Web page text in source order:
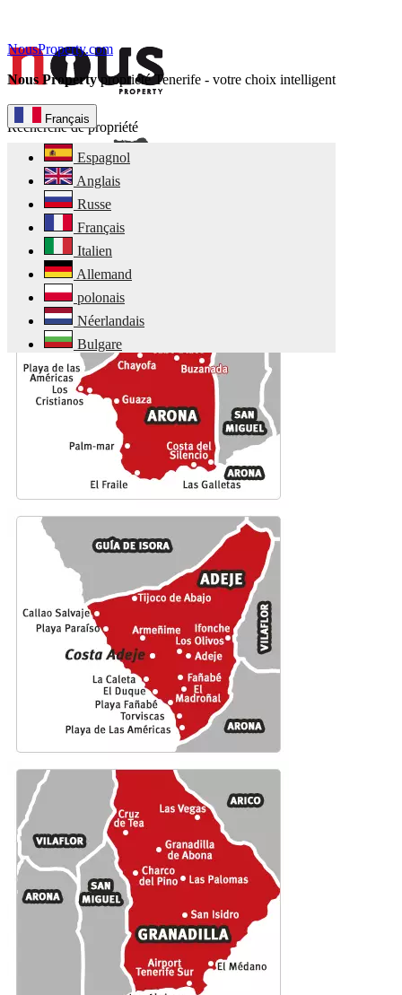
NousProperty.com
Nous Propertypropriété Tenerife - votre choix intelligent
Français
Espagnol
Anglais
Russe
Français
Italien
Allemand
polonais
Néerlandais
Bulgare
Recherche de propriété